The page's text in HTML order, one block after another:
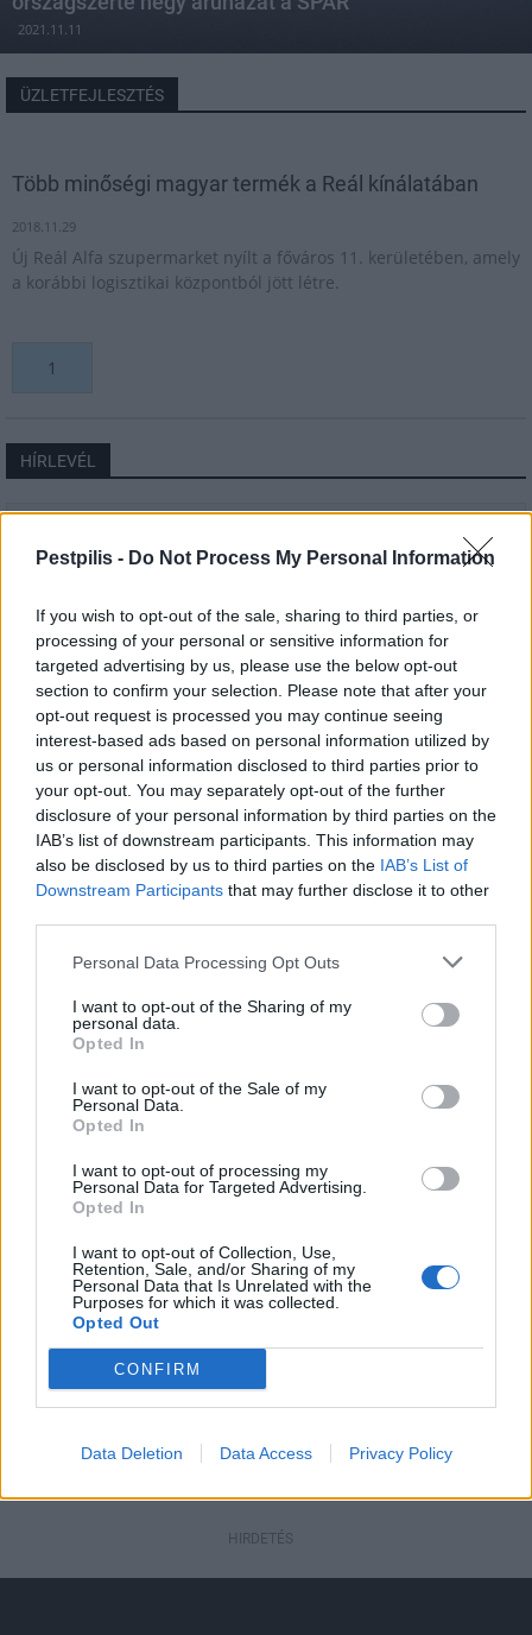
Pestpilis - Do Not Process My Personal Information
If you wish to opt-out of the sale, sharing to third parties, or
processing of your personal or sensitive information for
targeted advertising by us, please use the below opt-out
section to confirm your selection. Please note that after your
opt-out request is processed you may continue seeing
interest-based ads based on personal information utilized by
us or personal information disclosed to third parties prior to
your opt-out. You may separately opt-out of the further
disclosure of your personal information by third parties on the
IAB’s list of downstream participants. This information may
also be disclosed by us to third parties on the IAB’s List of
Downstream Participants that may further disclose it to other
Personal Data Processing Opt Outs
I want to opt-out of the Sharing of my
personal data.
Opted In
I want to opt-out of the Sale of my
Personal Data.
Opted In
I want to opt-out of processing my
Personal Data for Targeted Advertising.
Opted In
I want to opt-out of Collection, Use,
Retention, Sale, and/or Sharing of my
Personal Data that Is Unrelated with the
Purposes for which it was collected.
Opted Out
CONFIRM
Data Deletion Data Access Privacy Policy
2021.11.11
ÜZLETFEJLESZTÉS
Több minőségi magyar termék a Reál kínálatában
2018.11.29
Új Reál Alfa szupermarket nyílt a főváros 11. kerületében, amely
a korábbi logisztikai központból jött létre.
1
HÍRLEVÉL
E-mail cím
Feliratkozom a hírlevélre és elfogadom azadatvédelmi
szabályzatot!
FELIRATKOZÁS
LEGFRISSEBB
Amire többmillióan vártunk: szombattól
másodfokúra csökken a riasztás
HIRDETÉS
HIRDETÉS